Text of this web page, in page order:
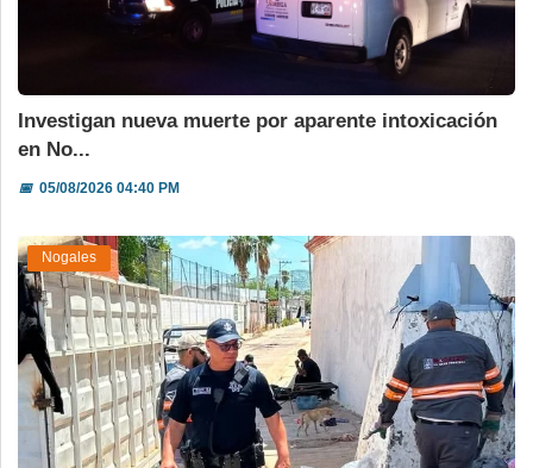
Investigan nueva muerte por aparente intoxicación
en No...
📅05/08/2026 04:40 PM
Nogales